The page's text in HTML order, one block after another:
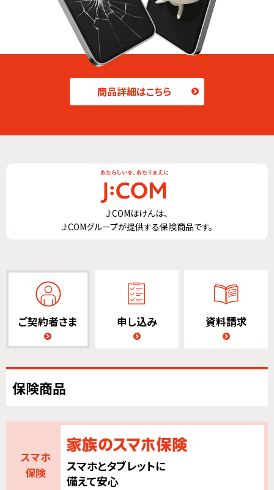
商品詳細はこちら
J:COMほけんは、
J:COMグループが提供する保険商品です。
ご契約者さま 申し込み 資料請求
保険商品
スマホ
保険
スマホとタブレットに
備えて安心